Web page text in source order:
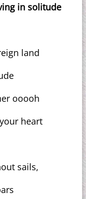
in solitude
land
ooooh
heart
sails,